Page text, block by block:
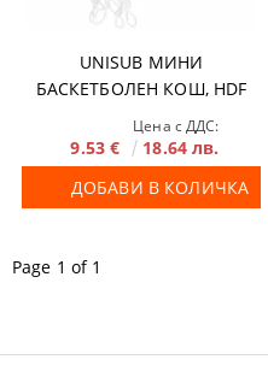
UNISUB МИНИ
БАСКЕТБОЛЕН КОШ, HDF
Цена с ДДС:
9.53 €
18.64 лв.
ДОБАВИ В КОЛИЧКА
Page 1 of 1